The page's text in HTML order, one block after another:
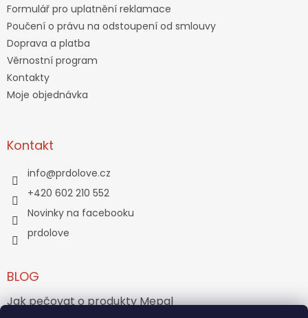
Formulář pro uplatnění reklamace
Poučení o právu na odstoupení od smlouvy
Doprava a platba
Věrnostní program
Kontakty
Moje objednávka
Kontakt
info@prdolove.cz
+420 602 210 552
Novinky na facebooku
prdolove
BLOG
Jak pečovat o produkty Mepal